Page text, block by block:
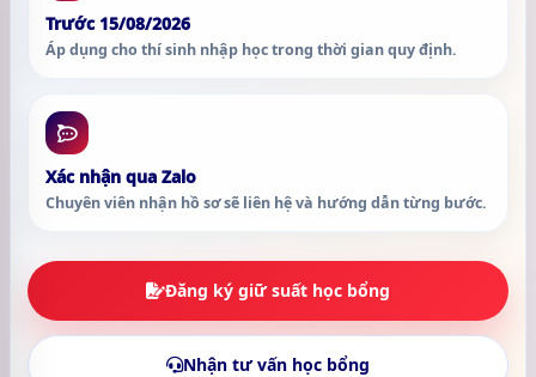
Trước 15/08/2026
Áp dụng cho thí sinh nhập học trong thời gian quy định.
Xác nhận qua Zalo
Chuyên viên nhận hồ sơ sẽ liên hệ và hướng dẫn từng bước.
Đăng ký giữ suất học bổng
Nhận tư vấn học bổng